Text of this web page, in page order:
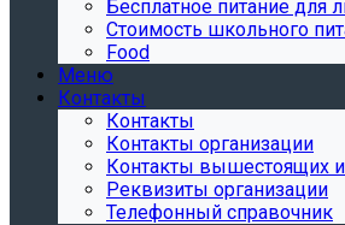
Бесплатное питание для
Стоимость школьного
Food
Меню
Контакты
Контакты
Контакты организации
Контакты вышестоящих
Реквизиты организации
Телефонный справочник